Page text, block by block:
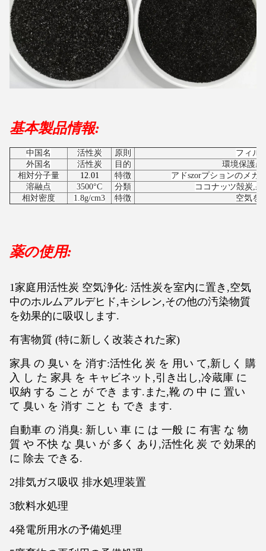
基本製品情報:
中国名 活性炭 原則
フィル
外国名
活性炭 目的
環境保護産
相対分子量
12.01 特徴
アドszorプションのメカ
溶融点
3500°C 分類
ココナッツ殻炭,
相対密度
1.8g/cm3 特徴 空気を
薬の使用:
1家庭用活性炭 空気浄化: 活性炭を室内に置き,空気
中のホルムアルデヒド,キシレン,その他の汚染物質
を効果的に吸収します.
有害物質 (特に新しく改装された家)
家具 の 臭い を 消す:活性化 炭 を 用い て,新しく 購
入 し た 家具 を キャビネット,引き出し,冷蔵庫 に
収納 する こと が でき ます.また,靴 の 中 に 置い
て 臭い を 消す こと も でき ます.
自動車 の 消臭: 新しい 車 に は 一般 に 有害 な 物
質 や 不快 な 臭い が 多く あり,活性化 炭 で 効果的
に 除去 できる.
2排気ガス吸収 排水処理装置
3飲料水処理
4発電所用水の予備処理